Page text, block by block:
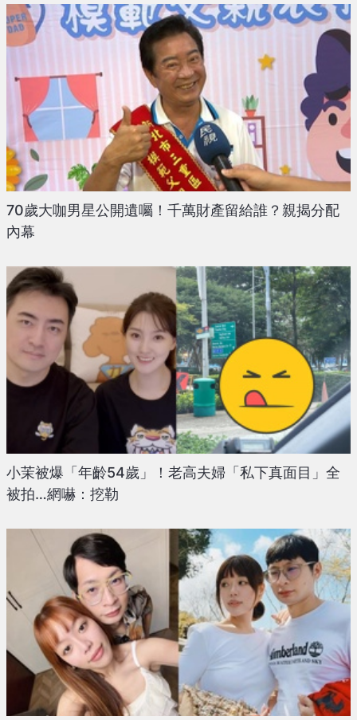
70歲大咖男星公開遺囑！千萬財產留給誰？親揭分配
內幕
小茉被爆「年齡54歲」！老高夫婦「私下真面目」全
被拍…網嚇：挖勒